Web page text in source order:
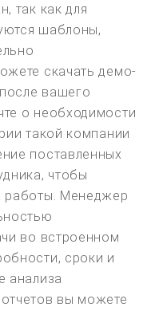
так как для
шаблоны,
скачать демо-
вашего
о необходимости
такой компании
поставленных
чтобы
работы. Менеджер
во встроенном
сроки и
анализа
вы можете